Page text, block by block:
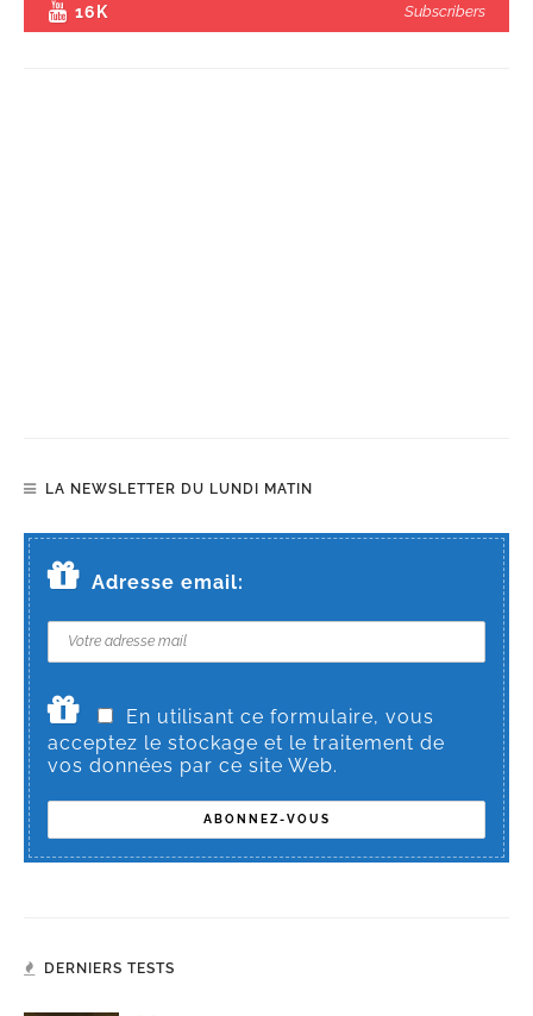
16K Subscribers
LA NEWSLETTER DU LUNDI MATIN
Adresse email:
En utilisant ce formulaire, vous
acceptez le stockage et le traitement de
vos données par ce site Web.
DERNIERS TESTS